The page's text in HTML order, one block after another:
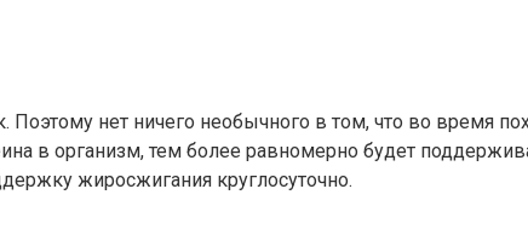
нет ничего необычного в том, что во время
в организм, тем более равномерно будет
жиросжигания круглосуточно.